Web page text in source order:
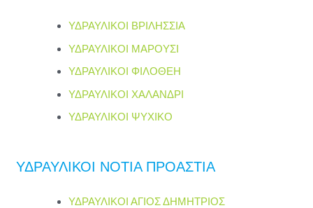
ΥΔΡΑΥΛΙΚΟΙ ΒΡΙΛΗΣΣΙΑ
ΥΔΡΑΥΛΙΚΟΙ ΜΑΡΟΥΣΙ
ΥΔΡΑΥΛΙΚΟΙ ΦΙΛΟΘΕΗ
ΥΔΡΑΥΛΙΚΟΙ ΧΑΛΑΝΔΡΙ
ΥΔΡΑΥΛΙΚΟΙ ΨΥΧΙΚΟ
ΥΔΡΑΥΛΙΚΟΙ ΝΟΤΙΑ ΠΡΟΑΣΤΙΑ
ΥΔΡΑΥΛΙΚΟΙ ΑΓΙΟΣ ΔΗΜΗΤΡΙΟΣ